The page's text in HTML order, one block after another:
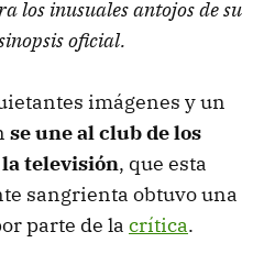
los inusuales antojos de su
oficial.
imágenes y un
se une al club de los
televisión, que esta
sangrienta obtuvo una
parte de la crítica.